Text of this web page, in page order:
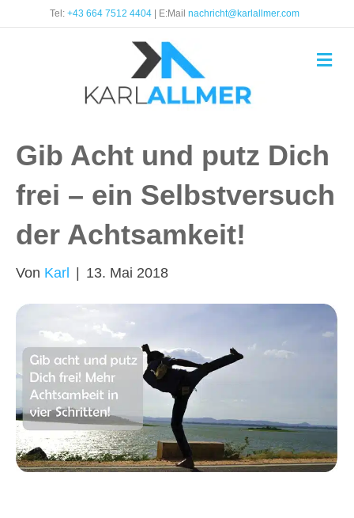
Tel: +43 664 7512 4404 | E:Mail nachricht@karlallmer.com
N
a
n
Gib Acht und putz Dich
frei – ein Selbstversuch
der Achtsamkeit!
Von Karl 13. Mai 2018